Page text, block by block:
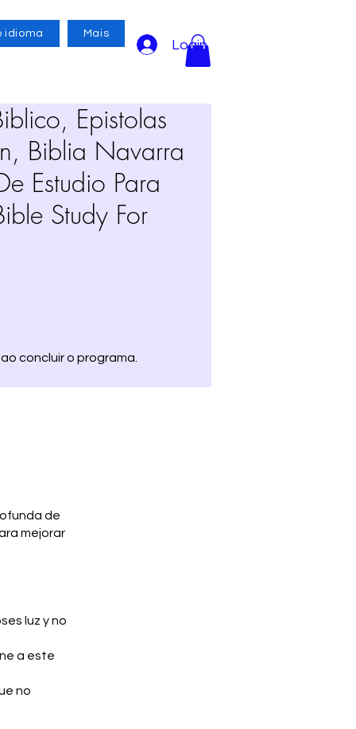
idioma Mais
Login
Epistolas
Biblia Navarra
Estudio Para
Study For
concluir o programa.
de
mejorar
luz y no
a este
no